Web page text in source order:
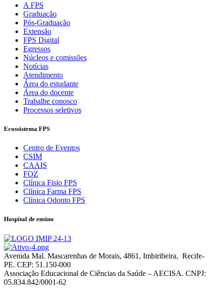
A FPS
Graduação
Pós-Graduação
Extensão
FPS Digital
Egressos
Núcleos e comissões
Notícias
Atendimento
Área do estudante
Área do docente
Trabalhe conosco
Processos seletivos
Ecossistema FPS
Centro de Eventos
CSIM
CAAIS
FOZ
Clínica Fisio FPS
Clínica Farma FPS
Clínica Odonto FPS
Hospital de ensino
Avenida Mal. Mascarenhas de Morais, 4861, Imbiribeira, Recife-
PE. CEP: 51.150-000
Associação Educacional de Ciências da Saúde – AECISA. CNPJ:
05.834.842/0001-62